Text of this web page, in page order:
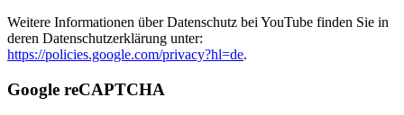
Weitere Informationen über Datenschutz bei YouTube finden Sie in
deren Datenschutzerklärung unter:
https://policies.google.com/privacy?hl=de.
Google reCAPTCHA